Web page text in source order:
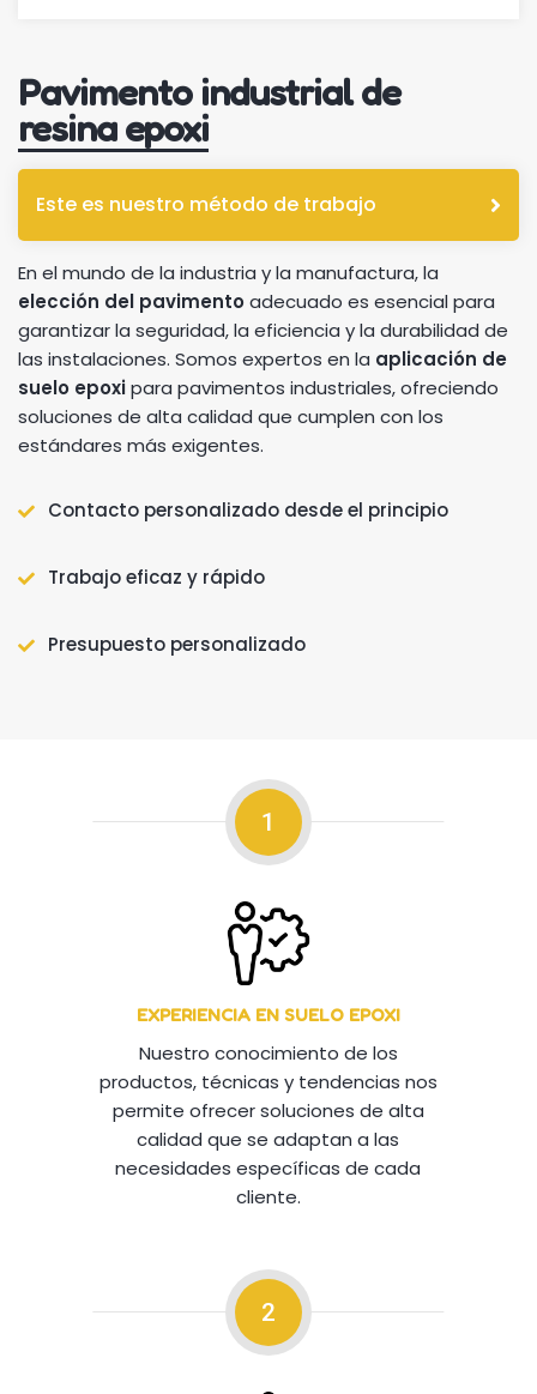
Pavimento industrial de
resina epoxi
Este es nuestro método de trabajo
En el mundo de la industria y la manufactura, la
elección del pavimentoadecuado es esencial para
garantizar la seguridad, la eficiencia y la durabilidad de
las instalaciones. Somos expertos en la aplicación de
suelo epoxipara pavimentos industriales, ofreciendo
soluciones de alta calidad que cumplen con los
estándares más exigentes.
Contacto personalizado desde el principio
Trabajo eficaz y rápido
Presupuesto personalizado
1
EXPERIENCIA EN SUELO EPOXI
Nuestro conocimiento de los
productos, técnicas y tendencias nos
permite ofrecer soluciones de alta
calidad que se adaptan a las
necesidades específicas de cada
cliente.
2